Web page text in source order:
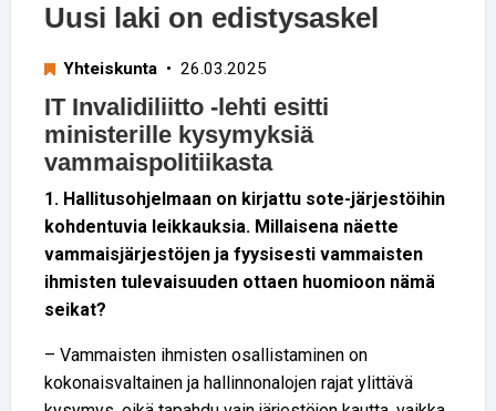
Uusi laki on edistysaskel
Yhteiskunta • 26.03.2025
IT Invalidiliitto -lehti esitti
ministerille kysymyksiä
vammaispolitiikasta
1. Hallitusohjelmaan on kirjattu sote-järjestöihin
kohdentuvia leikkauksia. Millaisena näette
vammaisjärjestöjen ja fyysisesti vammaisten
ihmisten tulevaisuuden ottaen huomioon nämä
seikat?
– Vammaisten ihmisten osallistaminen on
kokonaisvaltainen ja hallinnonalojen rajat ylittävä